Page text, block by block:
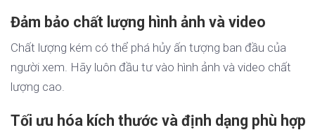
Đảm bảo chất lượng hình ảnh và video
Chất lượng kém có thể phá hủy ấn tượng ban đầu của
người xem. Hãy luôn đầu tư vào hình ảnh và video chất
lượng cao.
Tối ưu hóa kích thước và định dạng phù hợp